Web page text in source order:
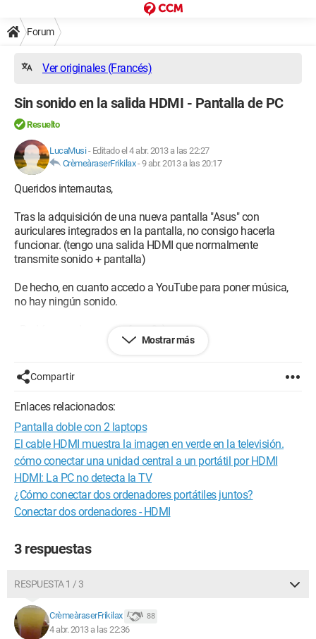
Forum
Ver originales (Francés)
Sin sonido en la salida HDMI - Pantalla de PC
Resuelto
LucaMusi- Editado el 4 abr. 2013 a las 22:27
CrèmeàraserFrikilax-9 abr. 2013 a las 20:17
Queridos internautas,
Tras la adquisición de una nueva pantalla "Asus" con
auriculares integrados en la pantalla, no consigo hacerla
funcionar. (tengo una salida HDMI que normalmente
transmite sonido + pantalla)
De hecho, en cuanto accedo a YouTube para poner música,
no hay ningún sonido.
¿Podrían ayudarme, por favor? :)
Luca Musi
Configuración:Windows 8 / Chrome 26.0.1410.43
Mostrar más
Compartir
Enlaces relacionados:
Pantalla doble con 2 laptops
El cable HDMI muestra la imagen en verde en la televisión.
cómo conectar una unidad central a un portátil por HDMI
HDMI: La PC no detecta la TV
¿Cómo conectar dos ordenadores portátiles juntos?
Conectar dos ordenadores - HDMI
3 respuestas
RESPUESTA 1 / 3
CrèmeàraserFrikilax 88
4 abr. 2013 a las 22:36